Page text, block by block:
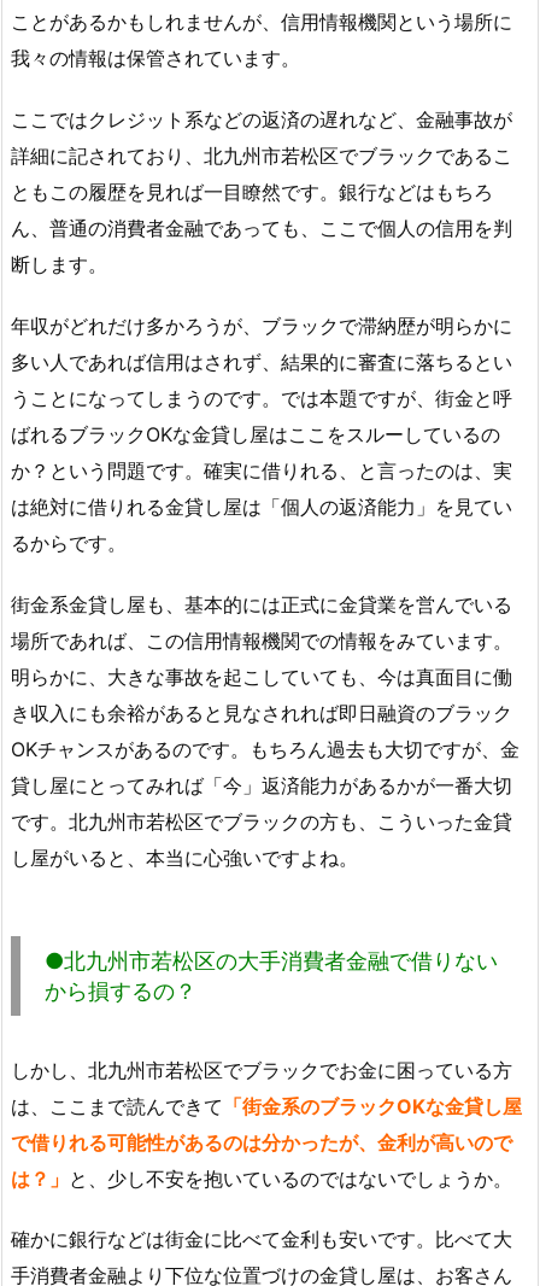
ことがあるかもしれませんが、信用情報機関という場所に
我々の情報は保管されています。
ここではクレジット系などの返済の遅れなど、金融事故が
詳細に記されており、北九州市若松区でブラックであるこ
ともこの履歴を見れば一目瞭然です。銀行などはもちろ
ん、普通の消費者金融であっても、ここで個人の信用を判
断します。
年収がどれだけ多かろうが、ブラックで滞納歴が明らかに
多い人であれば信用はされず、結果的に審査に落ちるとい
うことになってしまうのです。では本題ですが、街金と呼
ばれるブラックOKな金貸し屋はここをスルーしているの
か？という問題です。確実に借りれる、と言ったのは、実
は絶対に借りれる金貸し屋は「個人の返済能力」を見てい
るからです。
街金系金貸し屋も、基本的には正式に金貸業を営んでいる
場所であれば、この信用情報機関での情報をみています。
明らかに、大きな事故を起こしていても、今は真面目に働
き収入にも余裕があると見なされれば即日融資のブラック
OKチャンスがあるのです。もちろん過去も大切ですが、金
貸し屋にとってみれば「今」返済能力があるかが一番大切
です。北九州市若松区でブラックの方も、こういった金貸
し屋がいると、本当に心強いですよね。
●北九州市若松区の大手消費者金融で借りない
から損するの？
しかし、北九州市若松区でブラックでお金に困っている方
は、ここまで読んできて 「街金系のブラックOKな金貸し屋
で借りれる可能性があるのは分かったが、金利が高いので
は？」 と、少し不安を抱いているのではないでしょうか。
確かに銀行などは街金に比べて金利も安いです。比べて大
手消費者金融より下位な位置づけの金貸し屋は、お客さん